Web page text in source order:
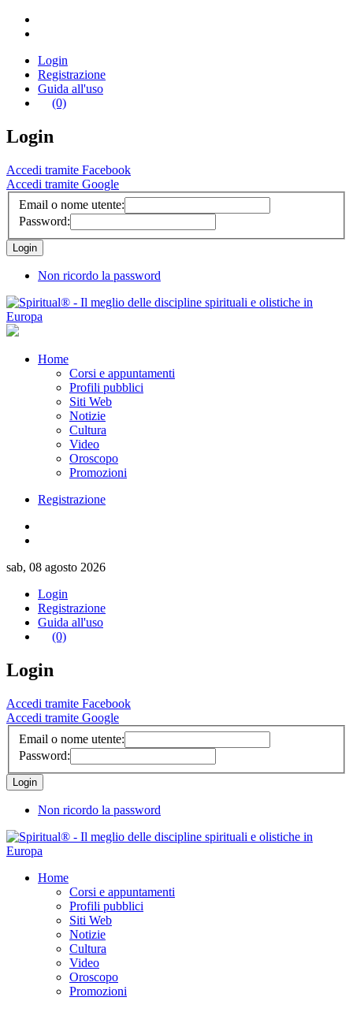
Login
Registrazione
Guida all'uso
(0)
Login
Accedi tramite Facebook
Accedi tramite Google
Email o nome utente:
Password:
Non ricordo la password
Home
Corsi e appuntamenti
Profili pubblici
Siti Web
Notizie
Cultura
Video
Oroscopo
Promozioni
Registrazione
sab, 08 agosto 2026
Login
Registrazione
Guida all'uso
(0)
Login
Accedi tramite Facebook
Accedi tramite Google
Email o nome utente:
Password:
Non ricordo la password
Home
Corsi e appuntamenti
Profili pubblici
Siti Web
Notizie
Cultura
Video
Oroscopo
Promozioni